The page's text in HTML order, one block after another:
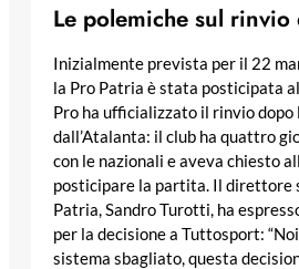
Le polemiche sul
Inizialmente prevista per il 22
la Pro Patria è stata posticipata
Pro ha ufficializzato il rinvio dopo
dall’Atalanta: il club ha quattro
con le nazionali e aveva chiesto
posticipare la partita. Il direttore
Patria, Sandro Turotti, ha
per la decisione a Tuttosport:
sistema sbagliato, questa